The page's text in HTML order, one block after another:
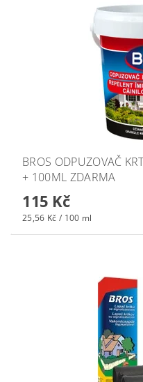
BROS ODPUZOVAČ
+ 100ML ZDARMA
115 Kč
25,56 Kč / 100 ml